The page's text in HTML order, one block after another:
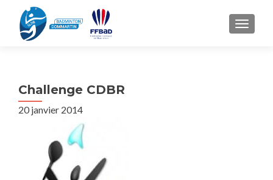
Challenge CDBR
20 janvier 2014